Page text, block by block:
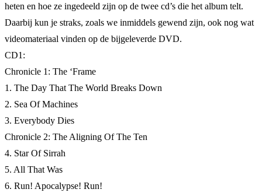
heten en hoe ze ingedeeld zijn op de twee cd’s die het album telt.
Daarbij kun je straks, zoals we inmiddels gewend zijn, ook nog wat
videomateriaal vinden op de bijgeleverde DVD.
CD1:
Chronicle 1: The ‘Frame
1. The Day That The World Breaks Down
2. Sea Of Machines
3. Everybody Dies
Chronicle 2: The Aligning Of The Ten
4. Star Of Sirrah
5. All That Was
6. Run! Apocalypse! Run!